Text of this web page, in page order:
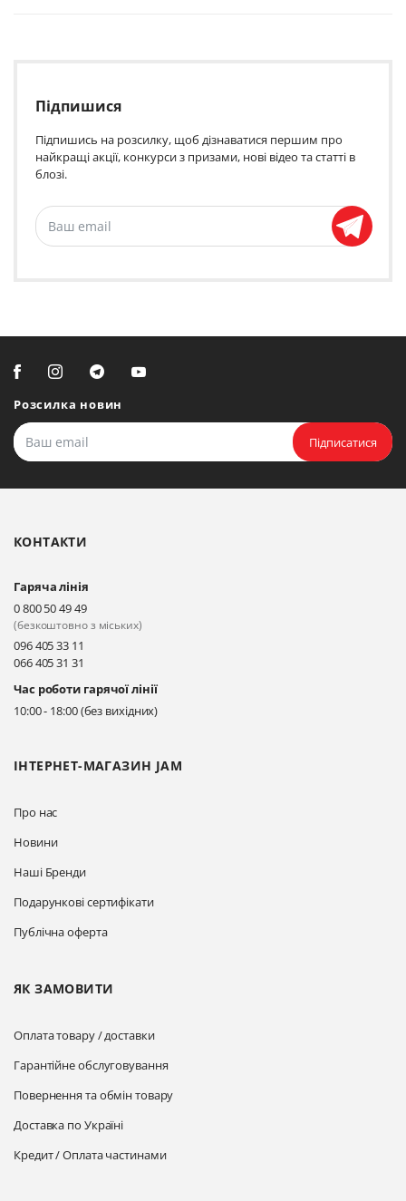
Підпишися
Підпишись на розсилку, щоб дізнаватися першим про
найкращі акції, конкурси з призами, нові відео та статті в
блозі.
Розсилка новин
Підписатися
ІНТЕРНЕТ-МАГАЗИН JAM
Про нас
Новини
Наші Бренди
Подарункові сертифікати
Публічна оферта
ЯК ЗАМОВИТИ
Оплата товару / доставки
Гарантійне обслуговування
Повернення та обмін товару
Доставка по Україні
Кредит / Оплата частинами
КОНТАКТИ
Гаряча лінія
0 800 50 49 49
(безкоштовно з міських)
096 405 33 11
066 405 31 31
Час роботи гарячої лінії
10:00 - 18:00 (без вихідних)